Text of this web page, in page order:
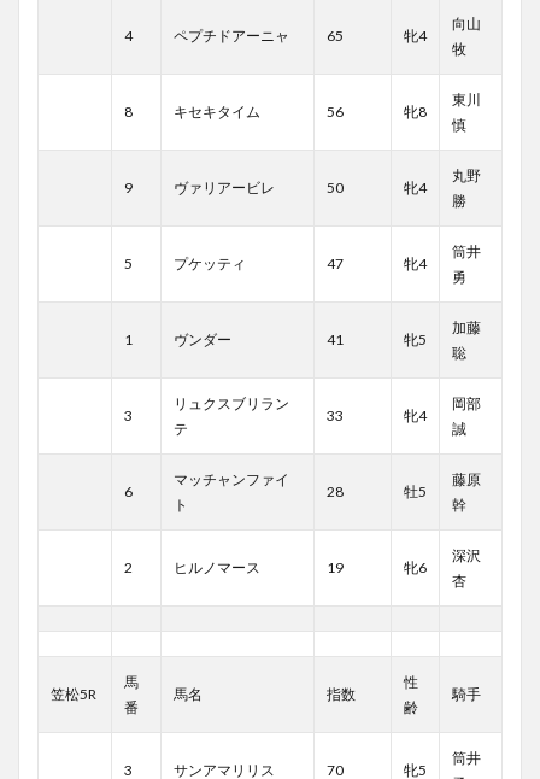
4 ペプチドアーニャ 65 牝4
向山
牧
8 キセキタイム 56 牝8
東川
慎
9 ヴァリアービレ 50 牝4
丸野
勝
5 プケッティ 47 牝4
筒井
勇
1 ヴンダー 41 牝5
加藤
聡
3
リュクスブリラン
テ
33 牝4
岡部
誠
6
マッチャンファイ
ト
28 牡5
藤原
幹
2 ヒルノマース 19 牝6
深沢
杏
笠松5R
馬
番
馬名 指数
性
齢
騎手
3 サンアマリリス 70 牝5
筒井